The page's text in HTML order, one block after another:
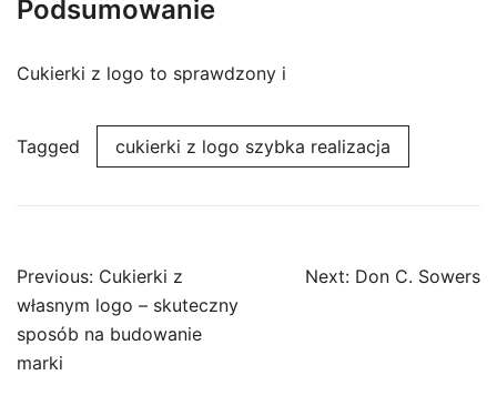
Podsumowanie
Cukierki z logo to sprawdzony i
Tagged cukierki z logo szybka realizacja
Post
navigation
Previous: Cukierki z
własnym logo – skuteczny
sposób na budowanie
marki
Next: Don C. Sowers